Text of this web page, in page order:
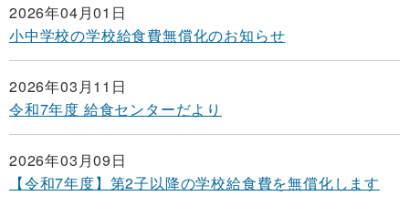
2026年04月01日
小中学校の学校給食費無償化のお知らせ
2026年03月11日
令和7年度 給食センターだより
2026年03月09日
【令和7年度】第2子以降の学校給食費を無償化します